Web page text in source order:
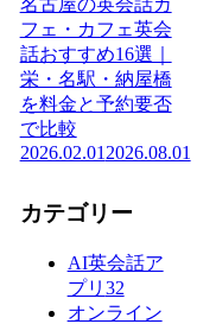
名古屋の英会話カ
フェ・カフェ英会
話おすすめ16選｜
栄・名駅・納屋橋
を料金と予約要否
で比較
2026.02.012026.08.01
カテゴリー
AI英会話ア
プリ 32
オンライン